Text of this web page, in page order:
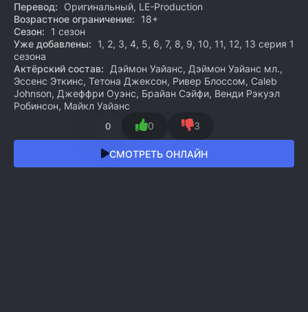
Перевод:
Оригинальный, LE-Production
Возрастное ограничение:
18+
Сезон:
1 сезон
Уже добавлены:
1, 2, 3, 4, 5, 6, 7, 8, 9, 10, 11, 12, 13 серия 1
сезона
Актёрский состав:
Дэймон Уайанс, Дэймон Уайанс мл.,
Эссенс Эткинс, Тетона Джексон, Ривер Блоссом, Caleb
Johnson, Джеффри Оуэнс, Брайан Сэйфи, Венди Рэкуэл
Робинсон, Майкл Уайанс
0 0 3
СМОТРЕТЬ ОНЛАЙН